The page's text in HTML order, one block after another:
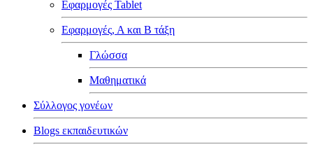
Εφαρμογές Tablet
Εφαρμογές, Α και Β τάξη
Γλώσσα
Μαθηματικά
Σύλλογος γονέων
Blogs εκπαιδευτικών